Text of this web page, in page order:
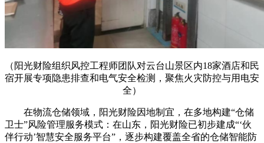
（阳光财险组织风控工程师团队对云台山景区内18家酒店和民
宿开展专项隐患排查和电气安全检测，聚焦火灾防控与用电安
全）
在物流仓储领域，阳光财险因地制宜，在多地构建“仓储
卫士”风险管理服务模式：在山东，阳光财险已初步建成“‘伙
伴行动’智慧安全服务平台”，逐步构建覆盖全省的仓储智能防